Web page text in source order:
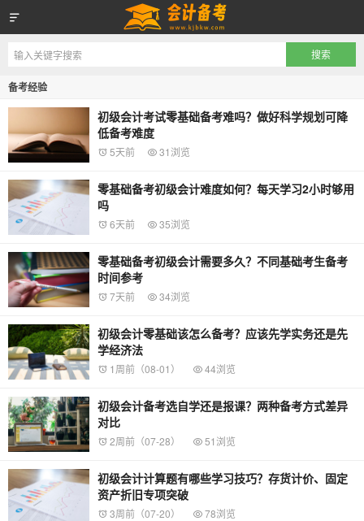
会计备考网
备考经验
初级会计考试零基础备考难吗？做好科学规划可降
低备考难度
5天前 31浏览
零基础备考初级会计难度如何？每天学习2小时够用
吗
6天前 35浏览
零基础备考初级会计需要多久？不同基础考生备考
时间参考
7天前 34浏览
初级会计零基础该怎么备考？应该先学实务还是先
学经济法
1周前（08-01） 44浏览
初级会计备考选自学还是报课？两种备考方式差异
对比
2周前（07-28） 51浏览
初级会计计算题有哪些学习技巧？存货计价、固定
资产折旧专项突破
3周前（07-20） 78浏览